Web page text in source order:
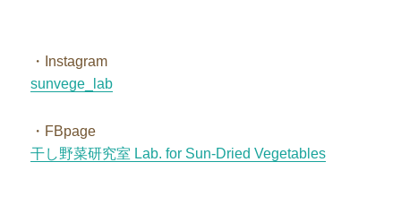
・Instagram
sunvege_lab
・FBpage
干し野菜研究室 Lab. for Sun-Dried Vegetables